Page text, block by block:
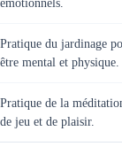
émotionnels.
Pratique du jardinage
être mental et physique.
Pratique de la
de jeu et de plaisir.